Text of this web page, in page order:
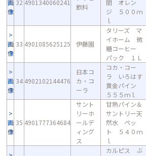
画
像
32 4901340060241
飲料
間 オレン
ジ ５００ｍ
ｌ
画
像
33 4901085625125 伊藤園
タリーズ マ
イホーム 微
糖コーヒー
パック １Ｌ
画
像
34 4902102144476
日本コ
カ・コ
ーラ
コカ・コー
ラ いろはす
黄金パイン
５５５ｍｌ
画
像
35 4901777364684
サント
リーホ
ールデ
ィング
ス
甘熟パイン＆
サントリー天
然水 ペッ
ト ５４０ｍ
ｌ
カルピス ぶ